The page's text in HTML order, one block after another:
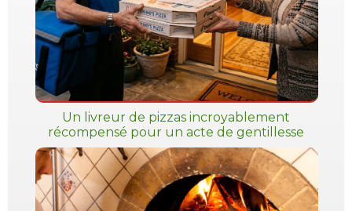
Un livreur de pizzas incroyablement
récompensé pour un acte de gentillesse